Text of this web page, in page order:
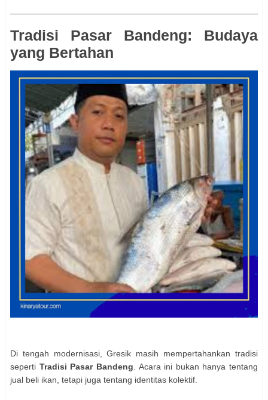
Tradisi Pasar Bandeng: Budaya
yang Bertahan
Di tengah modernisasi, Gresik masih mempertahankan tradisi
seperti Tradisi Pasar Bandeng. Acara ini bukan hanya tentang
jual beli ikan, tetapi juga tentang identitas kolektif.